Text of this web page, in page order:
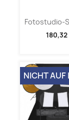
Fotostudio-
NICHT AUF